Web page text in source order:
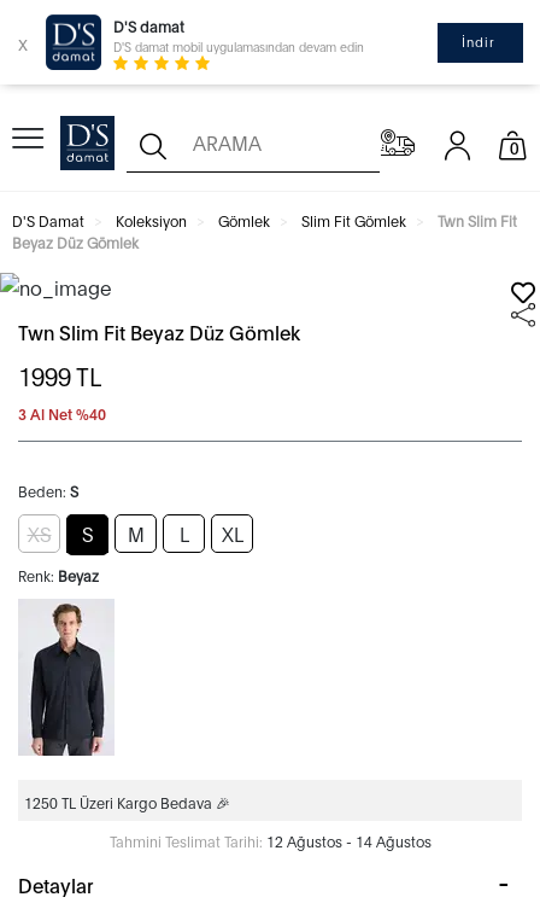
x
D'S damat
D'S damat mobil uygulamasından devam edin İndir
0
D'S Damat Koleksiyon Gömlek Slim Fit Gömlek
Twn Slim Fit
Beyaz Düz Gömlek
Twn Slim Fit Beyaz Düz Gömlek
1999TL
3 Al Net %40
Beden: S
XS S M L XL
Renk: Beyaz
1250 TL Üzeri Kargo Bedava 🎉
Tahmini Teslimat Tarihi: 12 Ağustos - 14 Ağustos
Detaylar